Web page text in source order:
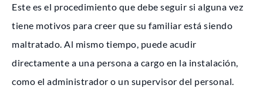
Este es el procedimiento que debe seguir si alguna vez
tiene motivos para creer que su familiar está siendo
maltratado. Al mismo tiempo, puede acudir
directamente a una persona a cargo en la instalación,
como el administrador o un supervisor del personal.